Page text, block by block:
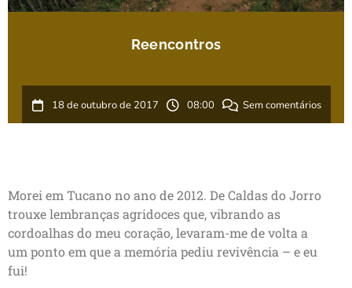
Reencontros
18 de outubro de 2017 08:00 Sem comentários
Morei em Tucano no ano de 2012. De Caldas do Jorro
trouxe lembranças agridoces que, vibrando as
cordoalhas do meu coração, levaram-me de volta a
um ponto em que a memória pediu revivência – e eu
fui!